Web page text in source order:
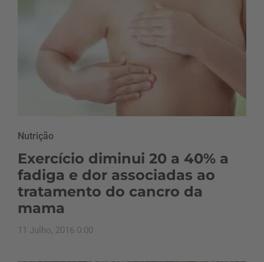
Nutrição
Exercício diminui 20 a 40% a
fadiga e dor associadas ao
tratamento do cancro da
mama
11 Julho, 2016 0:00